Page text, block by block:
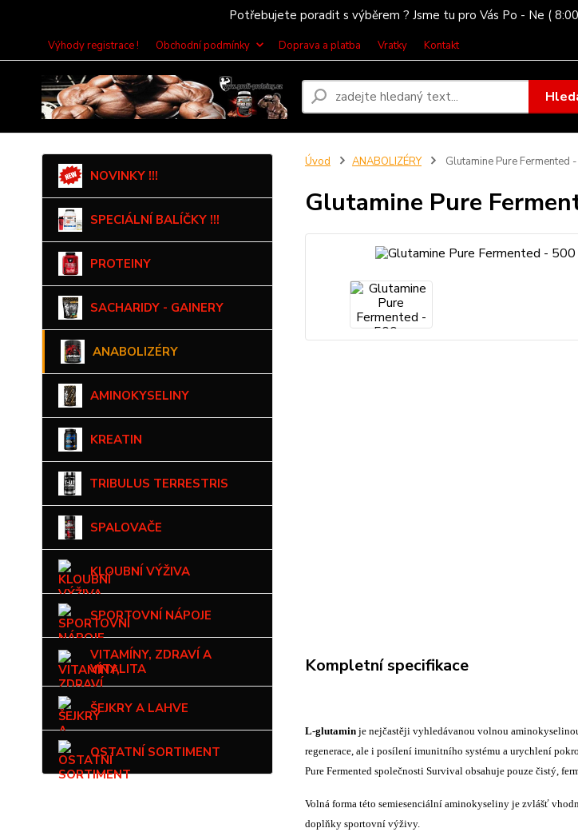
Potřebujete poradit s výběrem ? Jsme tu pro Vás Po - Ne (
Výhody registrace ! Obchodní podmínky Doprava a platba Vratky Kontakt
NOVINKY !!!
SPECIÁLNÍ BALÍČKY !!!
PROTEINY
SACHARIDY - GAINERY
ANABOLIZÉRY
AMINOKYSELINY
KREATIN
TRIBULUS TERRESTRIS
SPALOVAČE
KLOUBNÍ VÝŽIVA
SPORTOVNÍ NÁPOJE
VITAMÍNY, ZDRAVÍ A
VITALITA
ŠEJKRY A LAHVE
OSTATNÍ SORTIMENT
Úvod ANABOLIZÉRY Glutamine Pure Fermented
Glutamine Pure
Kompletní specifikace
L-glutaminje nejčastěji vyhledávanou volnou
regenerace, ale i posílení imunitního systému a urychlení
Pure Fermented společnosti Survival obsahuje pouze čistý,
Volná forma této semiesenciální aminokyseliny je zvlášť
doplňky sportovní výživy.